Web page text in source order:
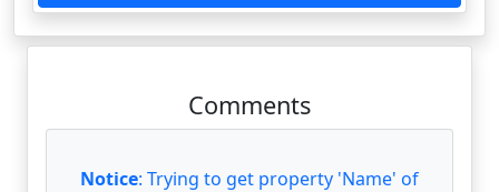
Comments
Notice: Trying to get property 'Name' of